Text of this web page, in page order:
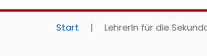
Start | LehrerIn für die